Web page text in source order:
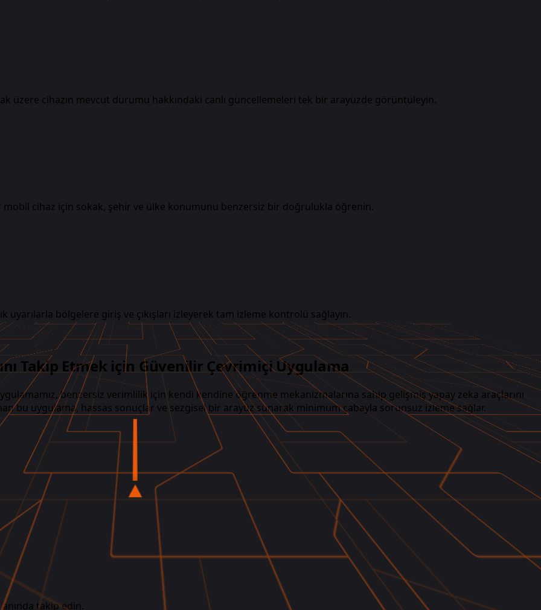
üzere cihazın mevcut durumu hakkındaki canlı güncellemeleri tek bir arayüzde görüntüleyin.
cihaz için sokak, şehir ve ülke konumunu benzersiz bir doğrulukla öğrenin.
bölgelere giriş ve çıkışları izleyerek tam izleme kontrolü sağlayın.
Takip Etmek için Güvenilir Çevrimiçi Uygulama
benzersiz verimlilik için kendi kendine öğrenme mekanizmalarına sahip gelişmiş yapay zeka araçlarını
bu uygulama, hassas sonuçlar ve sezgisel bir arayüz sunarak minimum çabayla sorunsuz izleme sağlar.
takip edin.